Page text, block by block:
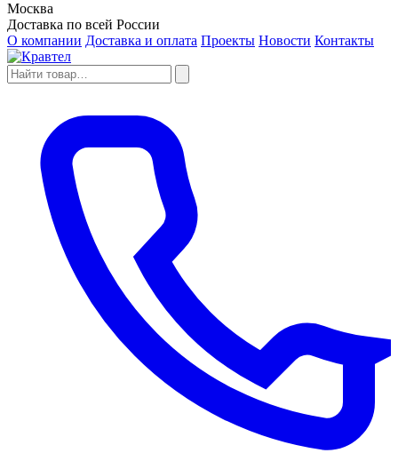
Москва
Доставка по всей России
О компании Доставка и оплата Проекты Новости Контакты